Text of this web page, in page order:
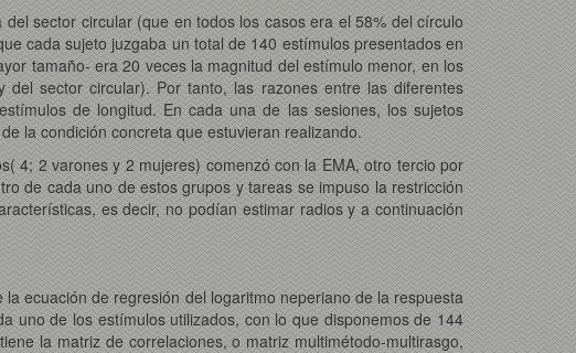
sector circular (que en todos los casos era el 58% del círculo
cada sujeto juzgaba un total de 140 estímulos presentados en
tamaño- era 20 veces la magnitud del estímulo menor, en los
sector circular). Por tanto, las razones entre las diferentes
de longitud. En cada una de las sesiones, los sujetos
la condición concreta que estuvieran realizando.
4; 2 varones y 2 mujeres) comenzó con la EMA, otro tercio por
de cada uno de estos grupos y tareas se impuso la restricción
es decir, no podían estimar radios y a continuación
ecuación de regresión del logaritmo neperiano de la respuesta
uno de los estímulos utilizados, con lo que disponemos de 144
la matriz de correlaciones, o matriz multimétodo-multirasgo,